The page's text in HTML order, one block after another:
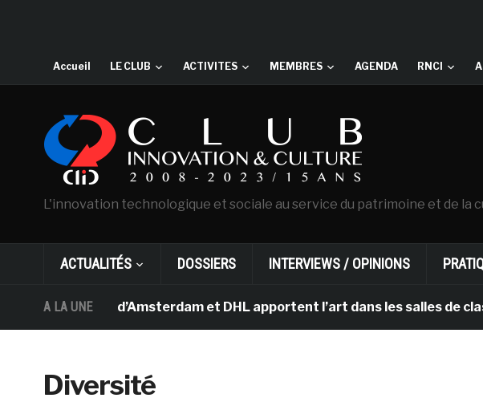
Accueil LE CLUB ACTIVITES MEMBRES AGENDA RNCI
L'innovation technologique et sociale au service du patrimoine et de la
ACTUALITÉS DOSSIERS INTERVIEWS / OPINIONS
A LA UNE
Gogh d’Amsterdam et DHL apportent l’art dans les salles de classe
Diversité